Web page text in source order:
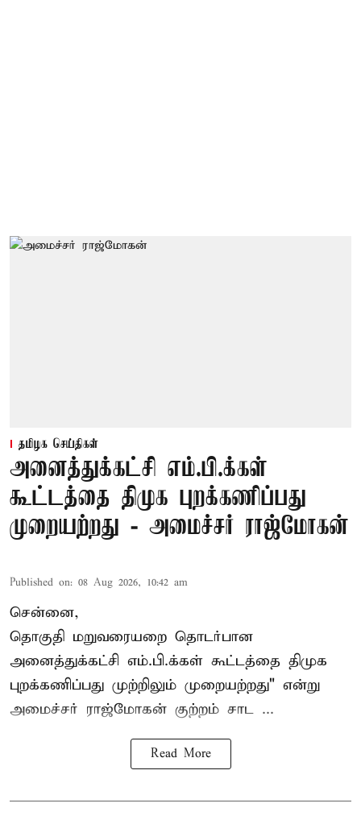
தமிழக செய்திகள்
அனைத்துக்கட்சி எம்.பி.க்கள்
கூட்டத்தை திமுக புறக்கணிப்பது
முறையற்றது - அமைச்சர் ராஜ்மோகன்
Published on: 08 Aug 2026, 10:42 am
சென்னை,
தொகுதி மறுவரையறை தொடர்பான
அனைத்துக்கட்சி எம்.பி.க்கள் கூட்டத்தை திமுக
புறக்கணிப்பது முற்றிலும் முறையற்றது" என்று
அமைச்சர் ராஜ்மோகன் குற்றம் சாட ...
Read More